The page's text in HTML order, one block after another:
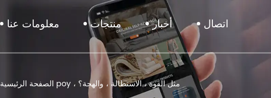
معلومات عنا منتجات أخبار اتصال
الصفحة الرئيسية
ما هي الخصائص النموذجية لخيوط poy ، مثل القوة ، الاستطالة ، والهجة؟